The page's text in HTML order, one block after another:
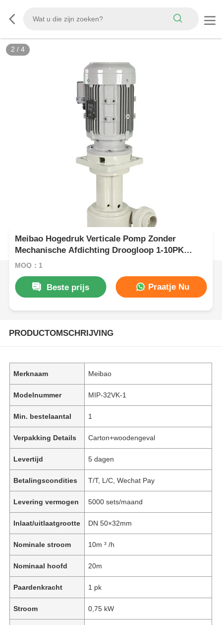
3 / 4
Meibao Hogedruk Verticale Pomp Zonder
Mechanische Afdichting Droogloop 1-10PK
0.75KW Chemische Industrie
MOQ：1
Beste prijs Praatje Nu
PRODUCTOMSCHRIJVING
Merknaam Meibao
Modelnummer MIP-32VK-1
Min. bestelaantal 1
Verpakking Details Carton+woodengeval
Levertijd 5 dagen
Betalingscondities T/T, L/C, Wechat Pay
Levering vermogen 5000 sets/maand
Inlaat/uitlaatgrootte DN 50×32mm
Nominale stroom 10m ³ /h
Nominaal hoofd 20m
Paardenkracht 1 pk
Stroom 0,75 kW